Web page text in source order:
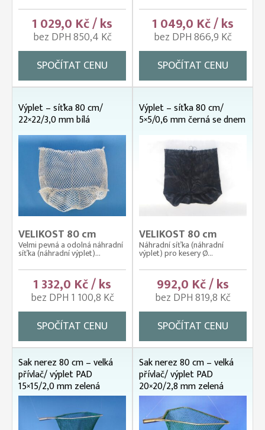
1 029,0 Kč / ks
bez DPH 850,4 Kč
SPOČÍTAT CENU
1 049,0 Kč / ks
bez DPH 866,9 Kč
SPOČÍTAT CENU
Výplet – síťka 80 cm/
22×22/3,0 mm bílá
VELIKOST 80 cm
Velmi pevná a odolná náhradní
síťka (náhradní výplet)...
1 332,0 Kč / ks
bez DPH 1 100,8 Kč
SPOČÍTAT CENU
Výplet – síťka 80 cm/
5×5/0,6 mm černá se dnem
VELIKOST 80 cm
Náhradní síťka (náhradní
výplet) pro kesery Ø...
992,0 Kč / ks
bez DPH 819,8 Kč
SPOČÍTAT CENU
Sak nerez 80 cm – velká
přívlač/ výplet PAD
15×15/2,0 mm zelená
Sak nerez 80 cm – velká
přívlač/ výplet PAD
20×20/2,8 mm zelená